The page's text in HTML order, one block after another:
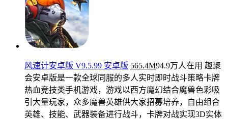
风速计安卓版 V9.5.99 安卓版 565.4M94.9万人在用 趣聚
会安卓版是一款全球同服的多人实时即时战斗策略卡牌
热血竞技类手机游戏，游戏以西方魔幻结合魔兽色彩吸
引大量玩家，众多魔兽英雄供大家招募培养，自由组合
英雄、技能、武器装备进行战斗，卡牌对战实现3D实体